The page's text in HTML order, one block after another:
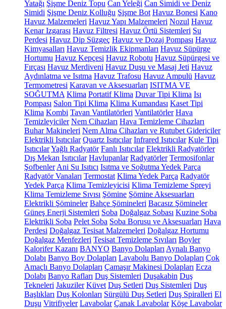
Yatağı Şişme Deniz Topu Can Yeleği Can Simidi ve Deniz
Simidi Şişme Deniz Kolluğu Şişme Bot Havuz Bonesi Kano
Havuz Malzemeleri Havuz Yapı Malzemeleri Nozul Havuz
Kenar Izgarası Havuz Filtresi Havuz Örtü Sistemleri Su
Perdesi Havuz Dip Süzgeç Havuz ve Dozaj Pompası Havuz
Kimyasalları Havuz Temizlik Ekipmanları Havuz Süpürge
Hortumu Havuz Kepçesi Havuz Robotu Havuz Süpürgesi ve
Fırçası Havuz Merdiveni Havuz Duşu ve Masaj Jeti Havuz
Aydınlatma ve Isıtma Havuz Trafosu Havuz Ampulü Havuz
Termometresi Karavan ve Aksesuarları ISITMA VE
SOĞUTMA Klima Portatif Klima Duvar Tipi Klima Isı
Pompası Salon Tipi Klima Klima Kumandası Kaset Tipi
Klima Kombi Tavan Vantilatörleri Vantilatörler Hava
Temizleyiciler Nem Cihazları Hava Temizleme Cihazları
Buhar Makineleri Nem Alma Cihazları ve Rutubet Gidericiler
Elektrikli Isıtıcılar Quartz Isıtıcılar Infrared Isıtıcılar Kule Tipi
IsıtıcılarYağlı Radyatör Fanlı Isıtıcılar Elektrikli Radyatörler
Dış Mekan Isıtıcılar Havlupanlar Radyatörler Termosifonlar
Şofbenler Ani Su Isıtıcı Isıtma ve Soğutma Yedek Parça
Radyatör Vanaları Termostat Klima Yedek Parça Radyatör
Yedek Parça Klima Temizleyicisi Klima Temizleme Spreyi
Klima Temizleme Sıvısı Şömine Şömine Aksesuarları
Elektrikli Şömineler Bahçe Şömineleri Bacasız Şömineler
Güneş Enerji Sistemleri Soba Doğalgaz Sobası Kuzine Soba
Elektrikli Soba Pelet Soba Soba Borusu ve Aksesuarları Hava
Perdesi Doğalgaz Tesisat Malzemeleri Doğalgaz Hortumu
Doğalgaz Menfezleri Tesisat Temizleme Sıvıları Boyler
Kalorifer Kazanı BANYO Banyo Dolapları Aynalı Banyo
Dolabı Banyo Boy Dolapları Lavabolu Banyo Dolapları Çok
Amaçlı Banyo Dolapları Çamaşır Makinesi Dolapları Ecza
Dolabı Banyo Rafları Duş Sistemleri Duşakabin Duş
Tekneleri Jakuziler Küvet Duş Setleri Duş Sistemleri Duş
Başlıkları Duş Kolonları Sürgülü Duş Setleri Duş Spiralleri El
Duşu Vitrifiyeler Lavabolar Çanak Lavabolar Köşe Lavabolar